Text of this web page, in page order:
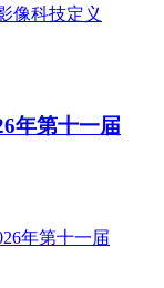
年第十一届